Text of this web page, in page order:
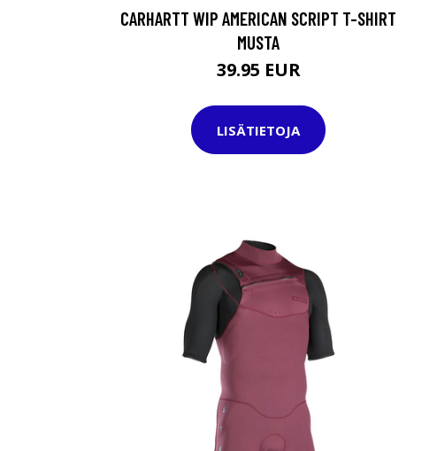
CARHARTT WIP AMERICAN SCRIPT T-SHIRT
MUSTA
39.95 EUR
LISÄTIETOJA